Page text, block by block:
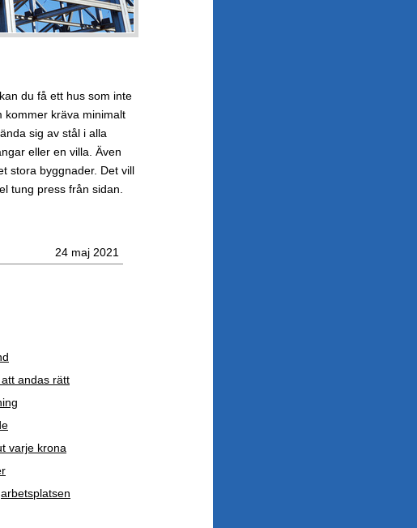
kan du få ett hus som inte
kommer kräva minimalt
sig av stål i alla
eller en villa. Även
stora byggnader. Det vill
tung press från sidan.
24 maj 2021
andas rätt
varje krona